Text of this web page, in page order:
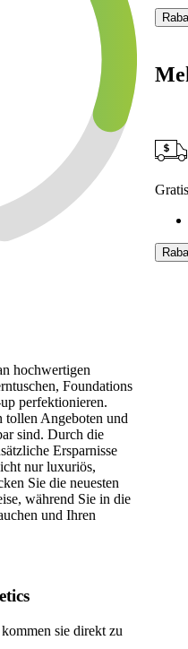
hochwertigen
Foundations
perfektionieren.
tollen Angeboten und
sind. Durch die
Ersparnisse
nur luxuriös,
Sie die neuesten
während Sie in die
und Ihren
sie direkt zu